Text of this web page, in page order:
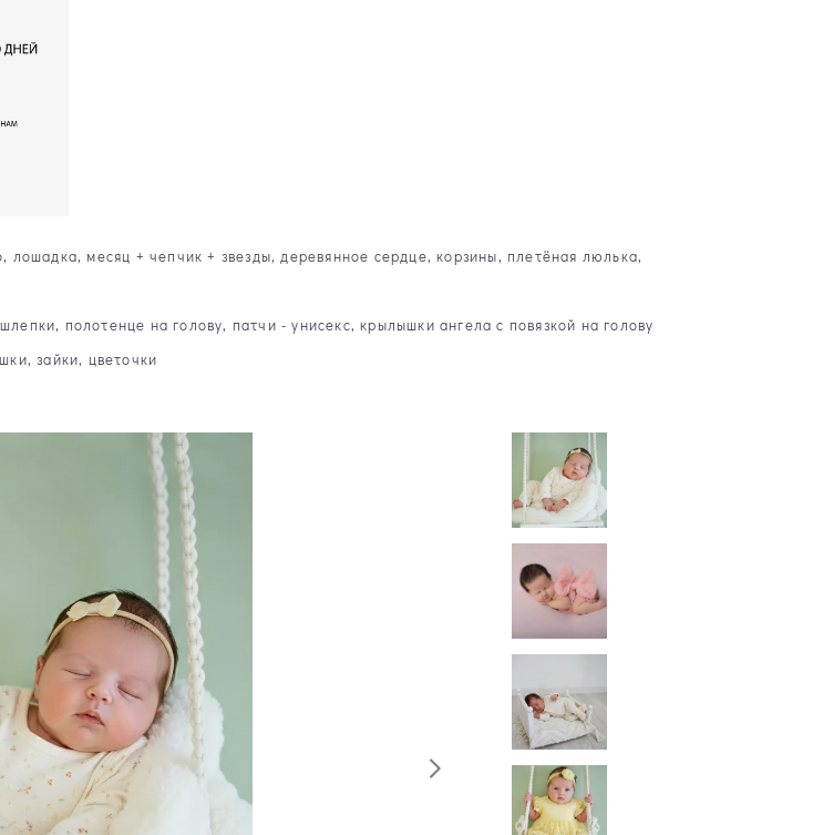
месяц + чепчик + звезды, деревянное сердце, корзины, плетёная люлька,
полотенце на голову, патчи - унисекс, крылышки ангела с повязкой на голову
зайки, цветочки